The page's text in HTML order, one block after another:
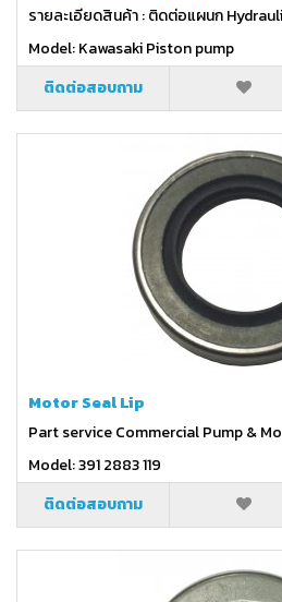
รายละเอียดสินค้า : ติดต่อแผนก
Model: Kawasaki Piston pump
ติดต่อสอบถาม
Motor Seal Lip
Part service Commercial Pump &
Model: 391 2883 119
ติดต่อสอบถาม